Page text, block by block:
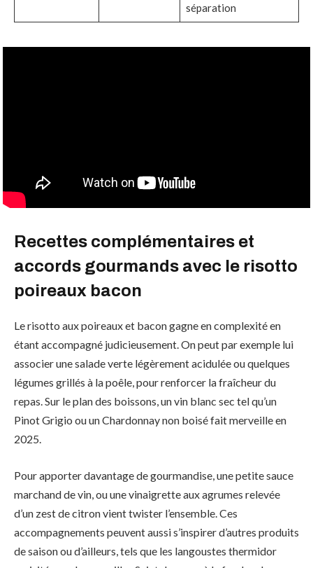
séparation
Recettes complémentaires et
accords gourmands avec le risotto
poireaux bacon
Le risotto aux poireaux et bacon gagne en complexité en
étant accompagné judicieusement. On peut par exemple lui
associer une salade verte légèrement acidulée ou quelques
légumes grillés à la poêle, pour renforcer la fraîcheur du
repas. Sur le plan des boissons, un vin blanc sec tel qu’un
Pinot Grigio ou un Chardonnay non boisé fait merveille en
2025.
Pour apporter davantage de gourmandise, une petite sauce
marchand de vin, ou une vinaigrette aux agrumes relevée
d’un zest de citron vient twister l’ensemble. Ces
accompagnements peuvent aussi s’inspirer d’autres produits
de saison ou d’ailleurs, tels que les langoustes thermidor